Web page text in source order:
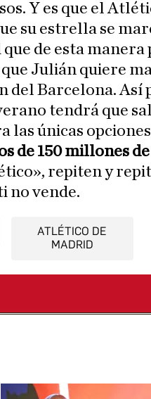
Y es que el
su estrella se
de esta manera
que Julián quiere
del Barcelona. Así
tendrá que
las únicas
de 150 millones
repiten y
no vende.
ATLÉTICO DE
MADRID